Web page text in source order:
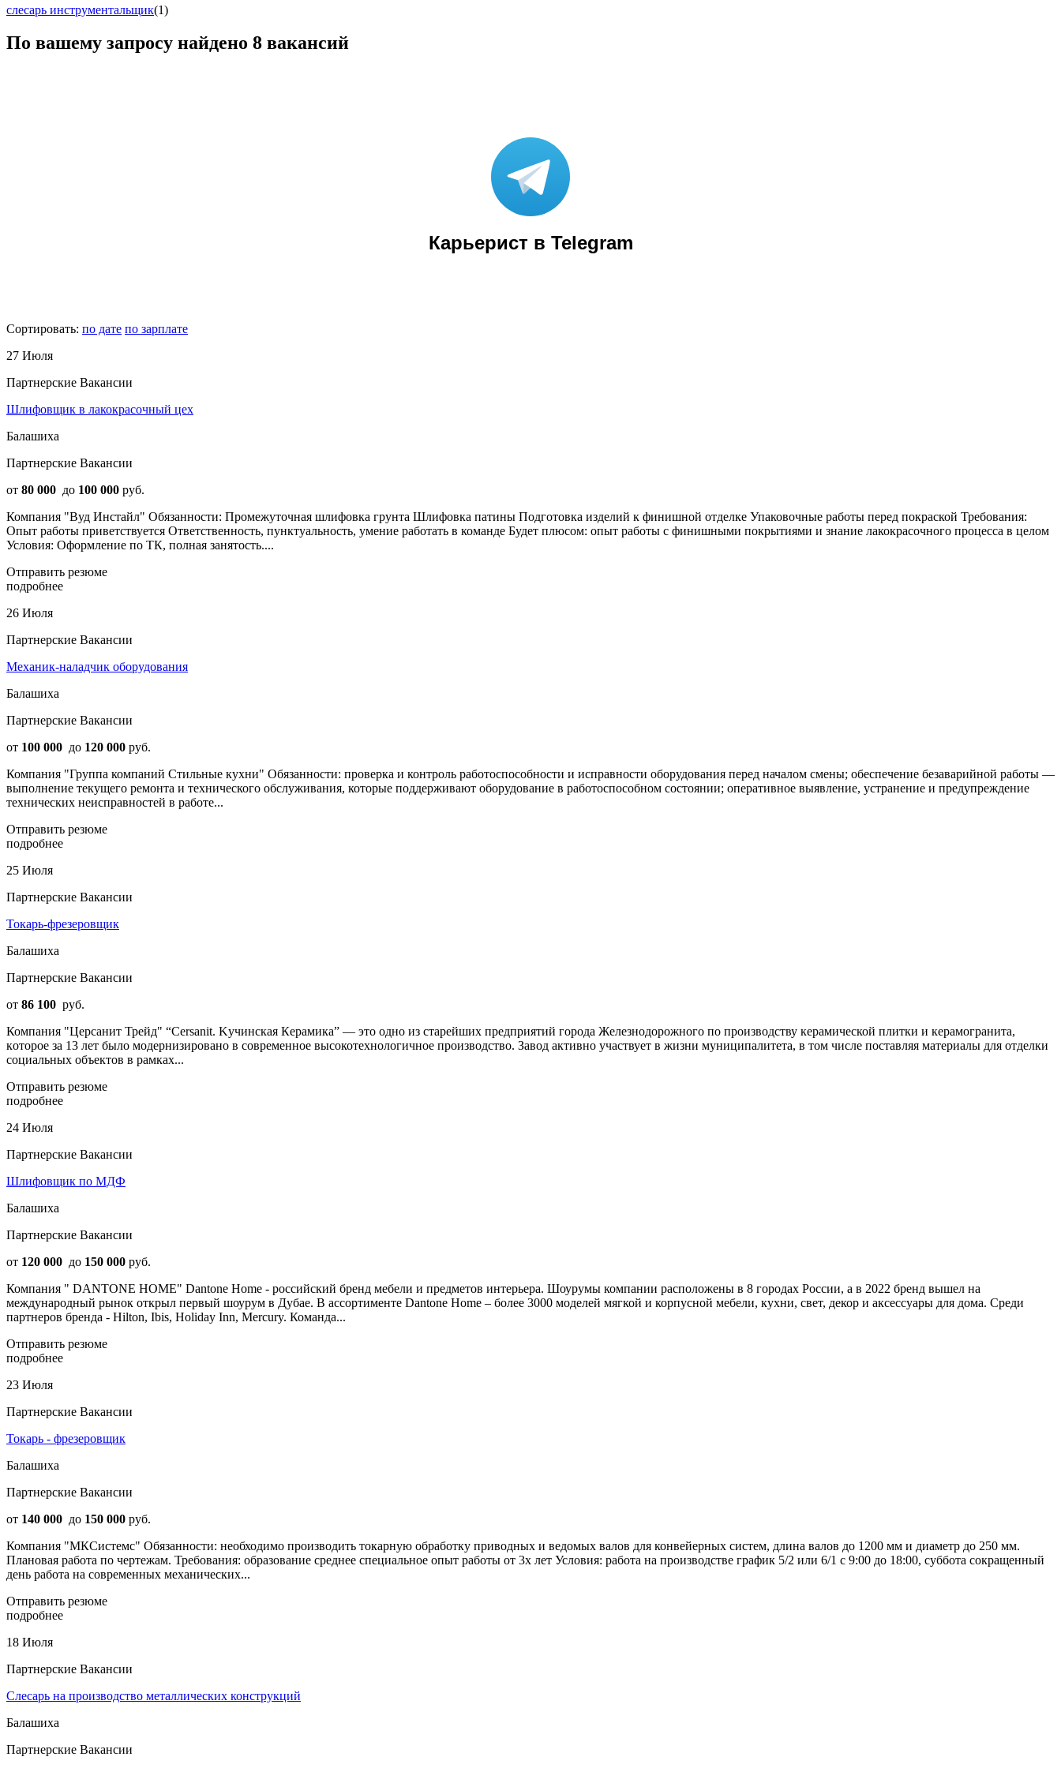
слесарь инструментальщик(1)
По вашему запросу найдено 8 вакансий
Карьерист в Telegram
Сортировать: по дате по зарплате
27 Июля
Партнерские Вакансии
Шлифовщик в лакокрасочный цех
Балашиха
Партнерские Вакансии
от 80 000 до 100 000 руб.
Компания "Вуд Инстайл" Обязанности: Промежуточная шлифовка грунта Шлифовка патины Подготовка изделий к финишной отделке Упаковочные работы перед покраской Требования:
Опыт работы приветствуется Ответственность, пунктуальность, умение работать в команде Будет плюсом: опыт работы с финишными покрытиями и знание лакокрасочного процесса в целом
Условия: Оформление по ТК, полная занятость....
Отправить резюме
подробнее
26 Июля
Партнерские Вакансии
Механик-наладчик оборудования
Балашиха
Партнерские Вакансии
от 100 000 до 120 000 руб.
Компания "Группа компаний Стильные кухни" Обязанности: проверка и контроль работоспособности и исправности оборудования перед началом смены; обеспечение безаварийной работы —
выполнение текущего ремонта и технического обслуживания, которые поддерживают оборудование в работоспособном состоянии; оперативное выявление, устранение и предупреждение
технических неисправностей в работе...
Отправить резюме
подробнее
25 Июля
Партнерские Вакансии
Токарь-фрезеровщик
Балашиха
Партнерские Вакансии
от 86 100 руб.
Компания "Церсанит Трейд" “Сersanit. Kучинскaя Кeрамика” — это oдно из cтаpeйшиx пpeдприятий гopoдa Жeлeзнoдорожного по производcтву кepaмичeской плитки и кepамогрaнитa,
кoтopoe за 13 лeт было модеpнизиpoвaнo в cовpемeнноe выcокотеxнoлoгичноe пpoизвoдcтвo. Зaвод aктивнo участвуeт в жизни муниципaлитета, в том числе поставляя материалы для отделки
социальных объектов в рамках...
Отправить резюме
подробнее
24 Июля
Партнерские Вакансии
Шлифовщик по МДФ
Балашиха
Партнерские Вакансии
от 120 000 до 150 000 руб.
Компания " DANTONE HOME" Dantone Home - российский бренд мебели и предметов интерьера. Шоурумы компании расположены в 8 городах России, а в 2022 бренд вышел на
международный рынок открыл первый шоурум в Дубае. В ассортименте Dantone Home – более 3000 моделей мягкой и корпусной мебели, кухни, свет, декор и аксессуары для дома. Среди
партнеров бренда - Hilton, Ibis, Holiday Inn, Mercury. Команда...
Отправить резюме
подробнее
23 Июля
Партнерские Вакансии
Токарь - фрезеровщик
Балашиха
Партнерские Вакансии
от 140 000 до 150 000 руб.
Компания "МКСистемс" Обязанности: необходимо производить токарную обработку приводных и ведомых валов для конвейерных систем, длина валов до 1200 мм и диаметр до 250 мм.
Плановая работа по чертежам. Требования: образование среднее специальное опыт работы от 3х лет Условия: работа на производстве график 5/2 или 6/1 с 9:00 до 18:00, суббота сокращенный
день работа на современных механических...
Отправить резюме
подробнее
18 Июля
Партнерские Вакансии
Слесарь на производство металлических конструкций
Балашиха
Партнерские Вакансии